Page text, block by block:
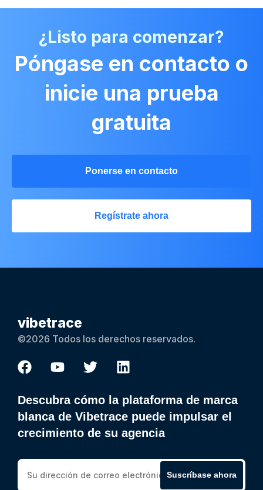
¿Listo para comenzar?
Póngase en contacto o
inicie una prueba
gratuita
Ponerse en contacto
Regístrate ahora
vibetrace
©2026 Todos los derechos reservados.
Descubra cómo la plataforma de marca
blanca de Vibetrace puede impulsar el
crecimiento de su agencia
Suscríbase ahora